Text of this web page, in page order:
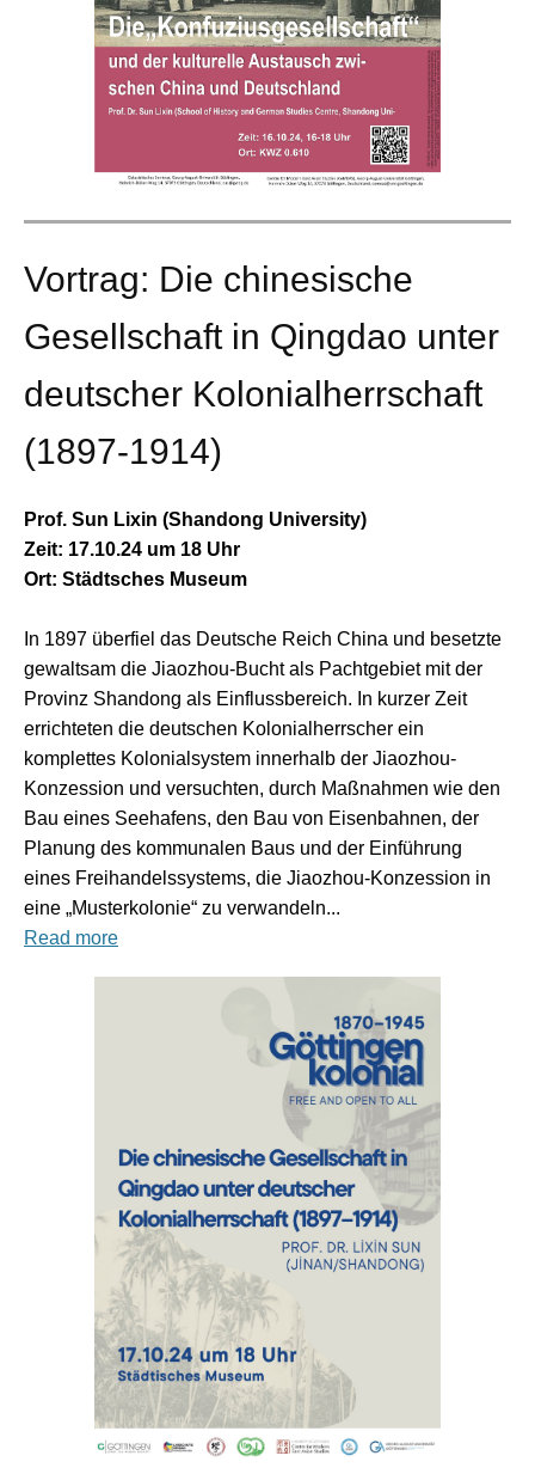
Vortrag: Die chinesische
Gesellschaft in Qingdao unter
deutscher Kolonialherrschaft
(1897-1914)
Prof. Sun Lixin (Shandong University)
Zeit: 17.10.24 um 18 Uhr
Ort: Städtsches Museum
In 1897 überfiel das Deutsche Reich China und besetzte
gewaltsam die Jiaozhou-Bucht als Pachtgebiet mit der
Provinz Shandong als Einflussbereich. In kurzer Zeit
errichteten die deutschen Kolonialherrscher ein
komplettes Kolonialsystem innerhalb der Jiaozhou-
Konzession und versuchten, durch Maßnahmen wie den
Bau eines Seehafens, den Bau von Eisenbahnen, der
Planung des kommunalen Baus und der Einführung
eines Freihandelssystems, die Jiaozhou-Konzession in
eine „Musterkolonie“ zu verwandeln...
Read more